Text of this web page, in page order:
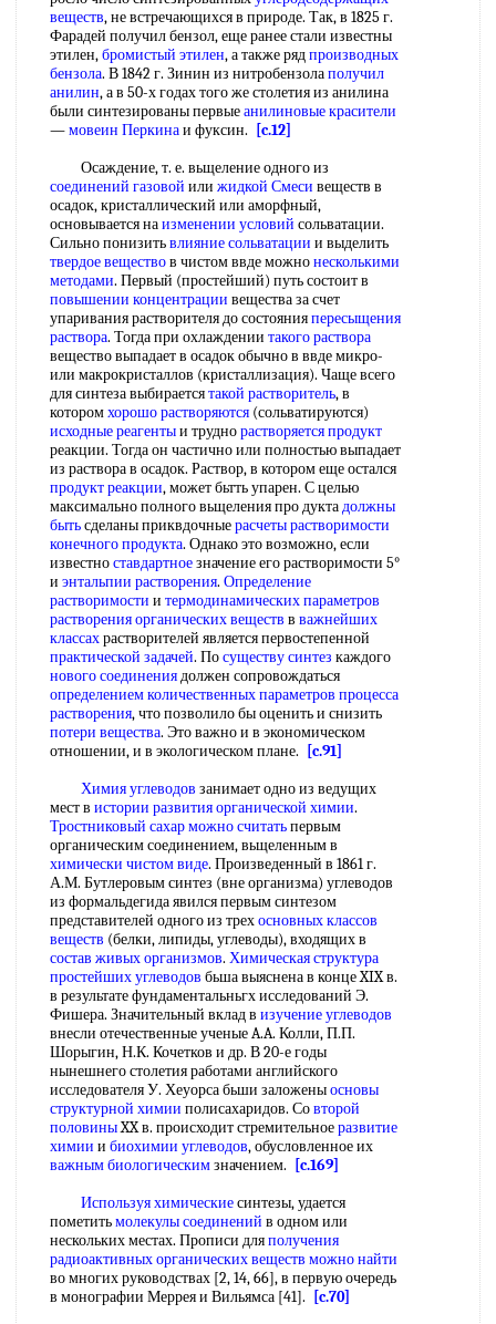
веществ, не встречающихся в природе. Так, в 1825 г.
Фарадей получил бензол, еще ранее стали известны
этилен,бромистый этилен, а также рядпроизводных
бензола. В 1842 г. Зинин из нитробензолаполучил
анилин, а в 50-х годах того же столетия из анилина
были синтезированы первыеанилиновые красители
—мовеин Перкинаи фуксин.
[c.12]
Осаждение, т. е. вьщеление одного из
соединений газовой или жидкой Смеси веществ в
осадок, кристаллический или аморфный,
основывается наизменении условий сольватации.
Сильно понизитьвлияние сольватации и выделить
твердое веществов чистом ввде можнонесколькими
методами. Первый (простейший) путь состоит в
повышении концентрации вещества за счет
упаривания растворителя до состоянияпересыщения
раствора. Тогда при охлаждении такого раствора
вещество выпадает в осадок обычно в ввде микро-
или макрокристаллов (кристаллизация). Чаще всего
для синтеза выбираетсятакой растворитель, в
которомхорошо растворяются (сольватируются)
исходные реагентыи труднорастворяется продукт
реакции. Тогда он частично или полностью выпадает
из раствора в осадок. Раствор, в котором еще остался
продукт реакции, может бьтть упарен. С целью
максимально полного вьщеления про дуктадолжны
бытьсделаны приквдочныерасчеты растворимости
конечного продукта. Однако это возможно, если
известноставдартноезначение его растворимости 5°
и энтальпии растворения. Определение
растворимости и термодинамических параметров
растворенияорганических веществ в важнейших
классахрастворителей является первостепенной
практической задачей. Посуществу синтез каждого
нового соединениядолжен сопровождаться
определением количественныхпараметров процесса
растворения, что позволило бы оценить и снизить
потери вещества. Это важно и в экономическом
отношении, и в экологическом плане.
[c.91]
Химия углеводов занимает одно из ведущих
мест в истории развития органической химии.
Тростниковый сахарможно считатьпервым
органическим соединением, вьщеленным в
химически чистом виде. Произведенный в 1861 г.
А.М. Бутлеровым синтез (вне организма) углеводов
из формальдегида явился первым синтезом
представителей одного из трехосновных классов
веществ (белки, липиды, углеводы), входящих в
состав живых организмов. Химическая структура
простейших углеводов бьша выяснена в конце XIX в.
в результате фундаментальньгх исследований Э.
Фишера. Значительный вклад в изучение углеводов
внесли отечественные ученые A.A. Колли, П.П.
Шорыгин, Н.К. Кочетков и др. В 20-е годы
нынешнего столетия работами английского
исследователя У. Хеуорса бьши заложеныосновы
структурной химии полисахаридов. Совторой
половиныXX в. происходит стремительноеразвитие
химии и биохимии углеводов, обусловленное их
важным биологическимзначением.
[c.169]
Используя химическиесинтезы, удается
пометитьмолекулы соединений в одном или
нескольких местах. Прописи дляполучения
радиоактивныхорганических веществ можно найти
во многих руководствах [2, 14, 66], в первую очередь
в монографии Меррея и Вильямса [41].
[c.70]